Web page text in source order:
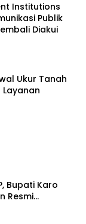
Institutions
Publik
Diakui
Ukur Tanah
Bupati Karo
Resmi